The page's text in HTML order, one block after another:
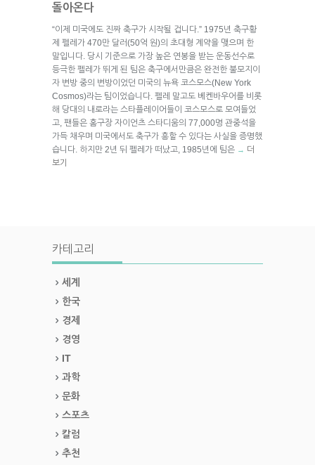
돌아온다
“이제 미국에도 진짜 축구가 시작될 겁니다.” 1975년 축구황
제 펠레가 470만 달러(50억 원)의 초대형 계약을 맺으며 한
말입니다. 당시 기준으로 가장 높은 연봉을 받는 운동선수로
등극한 펠레가 뛰게 된 팀은 축구에서만큼은 완전한 불모지이
자 변방 중의 변방이었던 미국의 뉴욕 코스모스(New York
Cosmos)라는 팀이었습니다. 펠레 말고도 베켄바우어를 비롯
해 당대의 내로라는 스타플레이어들이 코스모스로 모여들었
고, 팬들은 홈구장 자이언츠 스타디움의 77,000명 관중석을
가득 채우며 미국에서도 축구가 흥할 수 있다는 사실을 증명했
습니다. 하지만 2년 뒤 펠레가 떠났고, 1985년에 팀은 → 더
보기
카테고리
세계
한국
경제
경영
IT
과학
문화
스포츠
칼럼
추천